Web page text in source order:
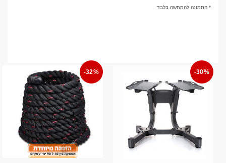
* התמונה להמחשה בלבד
-30%
-32%